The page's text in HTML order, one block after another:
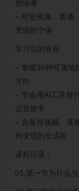
创业者
– 对短视频、直播
变现的个体
学习后的收获
– 掌握36种可落地
方向
– 学会用AI工具替
运营效率
– 具备短视频、直
到变现的全流程
课程目录：
01.第一节为什么